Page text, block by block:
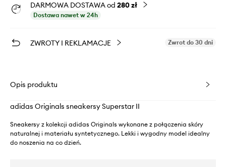
DARMOWA DOSTAWA od 280 zł
Dostawa nawet w 24h
ZWROTY I REKLAMACJE Zwrot do 30 dni
Opis produktu
adidas Originals sneakersy Superstar II
Sneakersy z kolekcji adidas Originals wykonane z połączenia skóry
naturalnej i materiału syntetycznego. Lekki i wygodny model idealny
do noszenia na co dzień.